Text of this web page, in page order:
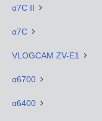
α7C II
α7C
VLOGCAM ZV-E1
α6700
α6400